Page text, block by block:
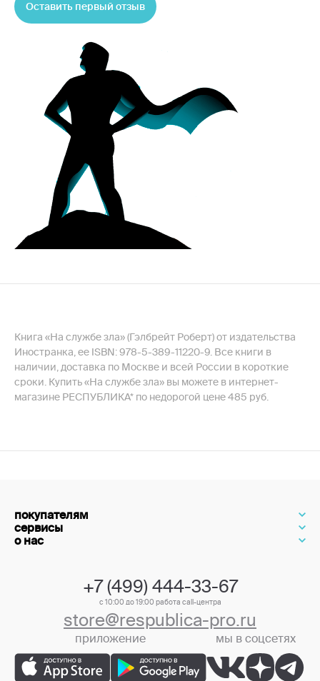
Оставить первый отзыв
Книга «На службе зла» (Гэлбрейт Роберт) от издательства
Иностранка, ее ISBN: 978-5-389-11220-9. Все книги в
наличии, доставка по Москве и всей России в короткие
сроки. Купить «На службе зла» вы можете в интернет-
магазине РЕСПУБЛИКА* по недорогой цене 485 руб.
покупателям
сервисы
о нас
+7 (499) 444-33-67
с 10:00 до 19:00 работа call-центра
store@respublica-pro.ru
приложение мы в соцсетях